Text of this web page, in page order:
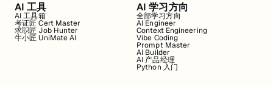
AI 工具
AI 工具箱
考证匠 Cert Master
求职匠 Job Hunter
牛小匠 UniMate AI
AI 学习方向
全部学习方向
AI Engineer
Context Engineering
Vibe Coding
Prompt Master
AI Builder
AI 产品经理
Python 入门